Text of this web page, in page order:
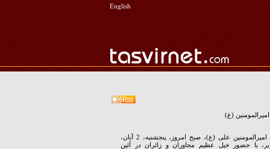
English
(ع)
پرچم حرم نورانی امیرالمومنین علی (ع)، صبح امروز، پنجشنبه، 2 آبان،
با حضور خیل عظیم مجاوران و زائران در آئین